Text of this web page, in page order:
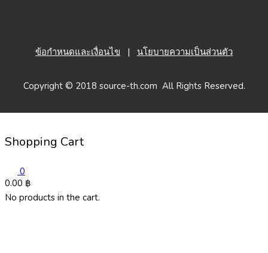
ข้อกำหนดและเงื่อนไข | นโยบายความเป็นส่วนตัว
Copyright © 2018 source-th.com All Rights Reserved.
Shopping Cart
0
0.00 ฿
No products in the cart.